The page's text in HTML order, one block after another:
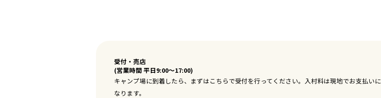
受付・売店
(営業時間 平日9:00～17:00)
キャンプ場に到着したら、まずはこちらで受付を行ってください。入村料は現地でお支払いに
なります。